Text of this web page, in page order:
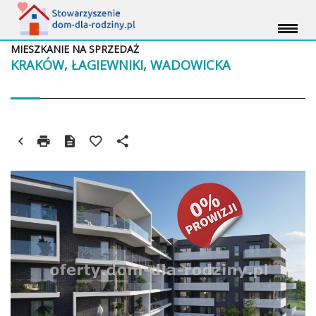
KRAKÓW, ŁAGIEWNIKI, WADOWICKA
MIESZKANIE NA SPRZEDAŻ